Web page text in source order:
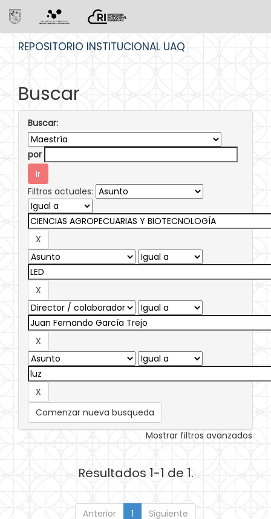
REPOSITORIO INSTITUCIONAL UAQ
Buscar
Buscar:
por
Filtros actuales:
Comenzar nueva busqueda
Mostrar filtros avanzados
Resultados 1-1 de 1.
Anterior 1 Siguiente